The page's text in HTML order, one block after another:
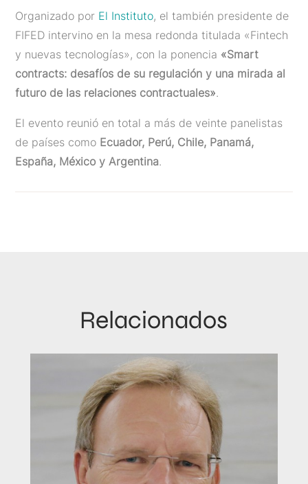
Organizado por El Instituto, el también presidente de
FIFED intervino en la mesa redonda titulada «Fintech
y nuevas tecnologías», con la ponencia «Smart
contracts: desafíos de su regulación y una mirada al
futuro de las relaciones contractuales».
El evento reunió en total a más de veinte panelistas
de países como Ecuador, Perú, Chile, Panamá,
España, México y Argentina.
Relacionados